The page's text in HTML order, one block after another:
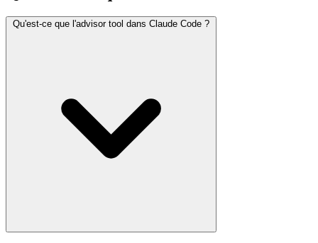
Qu'est-ce que l'advisor tool dans Claude Code ?